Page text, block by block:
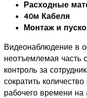
Расходные
40м Кабеля
Монтаж и
Видеонаблюдение в
неотъемлемая часть
контроль за
сократить
рабочего времени на